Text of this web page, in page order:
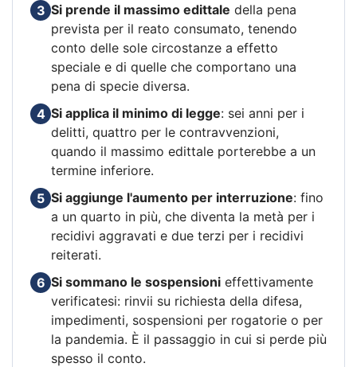
3 Si prende il massimo edittale della pena
prevista per il reato consumato, tenendo
conto delle sole circostanze a effetto
speciale e di quelle che comportano una
pena di specie diversa.
4 Si applica il minimo di legge: sei anni per i
delitti, quattro per le contravvenzioni,
quando il massimo edittale porterebbe a un
termine inferiore.
5 Si aggiunge l'aumento per interruzione: fino
a un quarto in più, che diventa la metà per i
recidivi aggravati e due terzi per i recidivi
reiterati.
6 Si sommano le sospensioni effettivamente
verificatesi: rinvii su richiesta della difesa,
impedimenti, sospensioni per rogatorie o per
la pandemia. È il passaggio in cui si perde più
spesso il conto.